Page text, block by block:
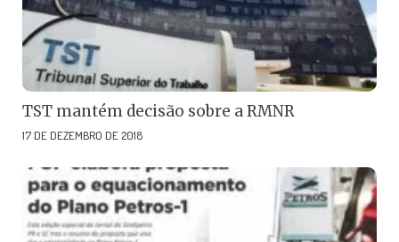
TST mantém decisão sobre a RMNR
17 DE DEZEMBRO DE 2018